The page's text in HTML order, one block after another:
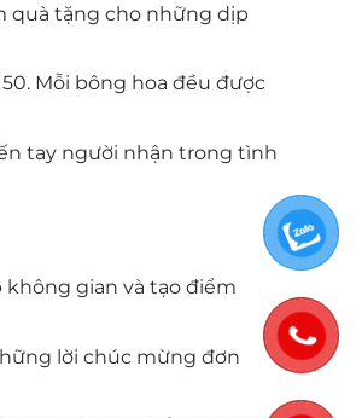
quà tặng cho những dịp
Mỗi bông hoa đều được
tay người nhận trong tình
gian và tạo điểm
lời chúc mừng đơn